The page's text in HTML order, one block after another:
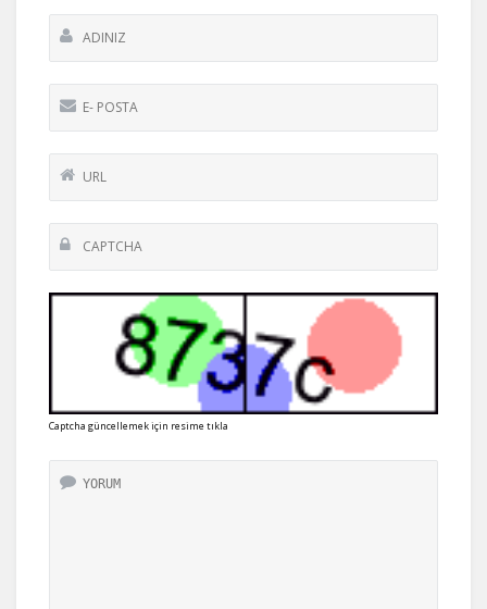
Captcha güncellemek için resime tıkla